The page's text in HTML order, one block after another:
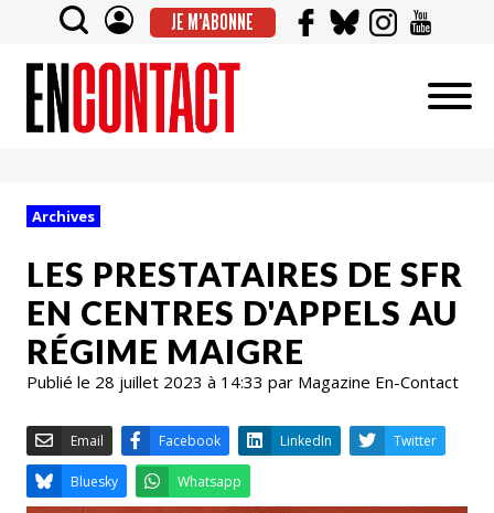
JE M'ABONNE
Archives
LES PRESTATAIRES DE SFR
EN CENTRES D'APPELS AU
RÉGIME MAIGRE
Publié le 28 juillet 2023 à 14:33 par Magazine En-Contact